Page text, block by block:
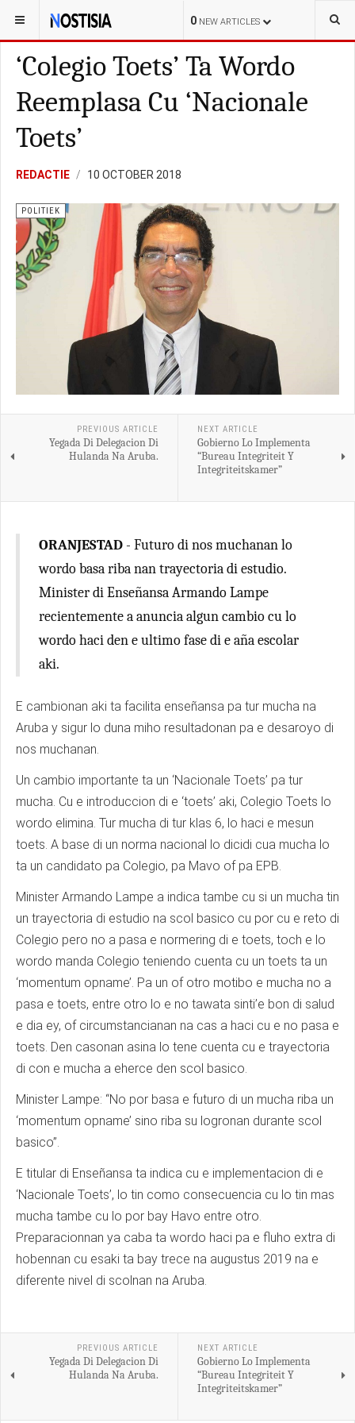
0 NEW ARTICLES
YOU ARE HERE: ARUBA POLITIEK
‘Colegio Toets’ Ta Wordo
Reemplasa Cu ‘Nacionale
Toets’
REDACTIE 10 OCTOBER 2018
POLITIEK
PREVIOUS ARTICLE
Yegada Di Delegacion Di
Hulanda Na Aruba.
NEXT ARTICLE
Gobierno Lo Implementa
“Bureau Integriteit Y
Integriteitskamer”
ORANJESTAD - Futuro di nos muchanan lo
wordo basa riba nan trayectoria di estudio.
Minister di Enseñansa Armando Lampe
recientemente a anuncia algun cambio cu lo
wordo haci den e ultimo fase di e aña escolar
aki.
E cambionan aki ta facilita enseñansa pa tur mucha na
Aruba y sigur lo duna miho resultadonan pa e desaroyo di
nos muchanan.
Un cambio importante ta un ‘Nacionale Toets’ pa tur
mucha. Cu e introduccion di e ‘toets’ aki, Colegio Toets lo
wordo elimina. Tur mucha di tur klas 6, lo haci e mesun
toets. A base di un norma nacional lo dicidi cua mucha lo
ta un candidato pa Colegio, pa Mavo of pa EPB.
Minister Armando Lampe a indica tambe cu si un mucha tin
un trayectoria di estudio na scol basico cu por cu e reto di
Colegio pero no a pasa e normering di e toets, toch e lo
wordo manda Colegio teniendo cuenta cu un toets ta un
‘momentum opname’. Pa un of otro motibo e mucha no a
pasa e toets, entre otro lo e no tawata sinti’e bon di salud
e dia ey, of circumstancianan na cas a haci cu e no pasa e
toets. Den casonan asina lo tene cuenta cu e trayectoria
di con e mucha a eherce den scol basico.
Minister Lampe: “No por basa e futuro di un mucha riba un
‘momentum opname’ sino riba su logronan durante scol
basico”.
E titular di Enseñansa ta indica cu e implementacion di e
‘Nacionale Toets’, lo tin como consecuencia cu lo tin mas
mucha tambe cu lo por bay Havo entre otro.
Preparacionnan ya caba ta wordo haci pa e fluho extra di
hobennan cu esaki ta bay trece na augustus 2019 na e
diferente nivel di scolnan na Aruba.
PREVIOUS ARTICLE
Yegada Di Delegacion Di
Hulanda Na Aruba.
NEXT ARTICLE
Gobierno Lo Implementa
“Bureau Integriteit Y
Integriteitskamer”